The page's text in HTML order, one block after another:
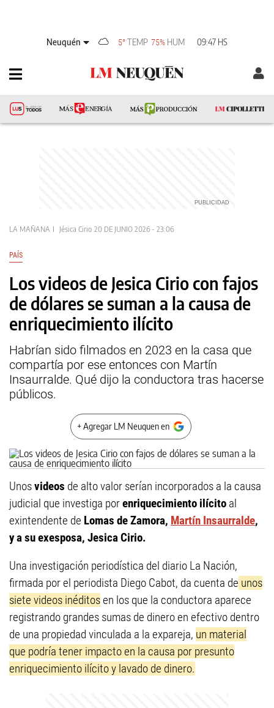
Neuquén 5° TEMP 75% HUM 09:47 HS
LA MAÑANA Jésica Cirio 20 DE JUNIO 2026 - 23:06
PAÍS
Los videos de Jesica Cirio con fajos
de dólares se suman a la causa de
enriquecimiento ilícito
Habrían sido filmados en 2023 en la casa que
compartía por ese entonces con Martín
Insaurralde. Qué dijo la conductora tras hacerse
públicos.
+ Agregar LM Neuquen en
Unosvideos de alto valor serían incorporados a la causa
judicial que investiga porenriquecimiento ilícito al
exintendente de Lomas de Zamora, Martín Insaurralde,
y a su exesposa, Jesica Cirio.
Una investigación periodística del diario La Nación,
firmada por el periodista Diego Cabot, da cuenta de unos
siete videos inéditosen los que la conductora aparece
registrando grandes sumas de dinero en efectivo dentro
de una propiedad vinculada a la expareja, un material
que podría tener impacto en la causa por presunto
enriquecimiento ilícito y lavado de dinero.